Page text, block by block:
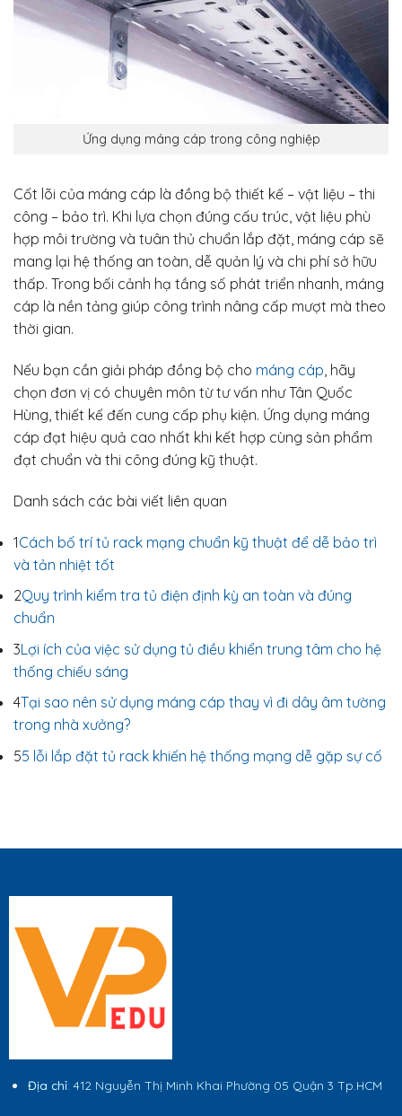
Ứng dụng máng cáp trong công nghiệp
Cốt lõi của máng cáp là đồng bộ thiết kế – vật liệu – thi
công – bảo trì. Khi lựa chọn đúng cấu trúc, vật liệu phù
hợp môi trường và tuân thủ chuẩn lắp đặt, máng cáp sẽ
mang lại hệ thống an toàn, dễ quản lý và chi phí sở hữu
thấp. Trong bối cảnh hạ tầng số phát triển nhanh, máng
cáp là nền tảng giúp công trình nâng cấp mượt mà theo
thời gian.
Nếu bạn cần giải pháp đồng bộ cho máng cáp, hãy
chọn đơn vị có chuyên môn từ tư vấn như Tân Quốc
Hùng, thiết kế đến cung cấp phụ kiện. Ứng dụng máng
cáp đạt hiệu quả cao nhất khi kết hợp cùng sản phẩm
đạt chuẩn và thi công đúng kỹ thuật.
Danh sách các bài viết liên quan
1Cách bố trí tủ rack mạng chuẩn kỹ thuật để dễ bảo trì
và tản nhiệt tốt
2Quy trình kiểm tra tủ điện định kỳ an toàn và đúng
chuẩn
3Lợi ích của việc sử dụng tủ điều khiển trung tâm cho hệ
thống chiếu sáng
4Tại sao nên sử dụng máng cáp thay vì đi dây âm tường
trong nhà xưởng?
55 lỗi lắp đặt tủ rack khiến hệ thống mạng dễ gặp sự cố
Địa chỉ: 412 Nguyễn Thị Minh Khai Phường 05 Quận 3 Tp.HCM